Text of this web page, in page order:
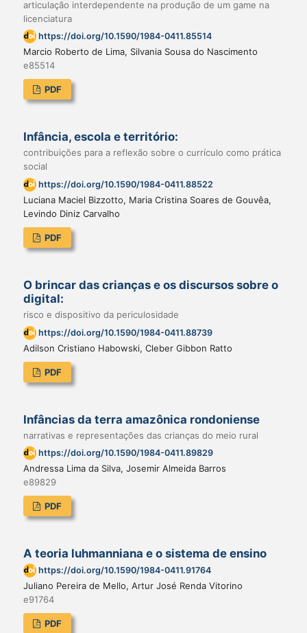
articulação interdependente na produção de um game na
licenciatura
https://doi.org/10.1590/1984-0411.85514
Marcio Roberto de Lima, Silvania Sousa do Nascimento
e85514
PDF
Infância, escola e território:
contribuições para a reflexão sobre o currículo como prática
social
https://doi.org/10.1590/1984-0411.88522
Luciana Maciel Bizzotto, Maria Cristina Soares de Gouvêa,
Levindo Diniz Carvalho
PDF
O brincar das crianças e os discursos sobre o
digital:
risco e dispositivo da periculosidade
https://doi.org/10.1590/1984-0411.88739
Adilson Cristiano Habowski, Cleber Gibbon Ratto
PDF
Infâncias da terra amazônica rondoniense
narrativas e representações das crianças do meio rural
https://doi.org/10.1590/1984-0411.89829
Andressa Lima da Silva, Josemir Almeida Barros
e89829
PDF
A teoria luhmanniana e o sistema de ensino
https://doi.org/10.1590/1984-0411.91764
Juliano Pereira de Mello, Artur José Renda Vitorino
e91764
PDF